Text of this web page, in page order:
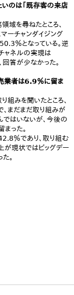
のは「既存客の来店
域を尋ねたところ、
ーチャンダイジング
％となっている。逆
ャネルの実現は
答が少なかった。
業者は6.9％に留ま
みを聞いたところ、
まだまだ取り組みが
ではいないが、今後の
った。
％であり、取り組む
が現状ではビッグデー
。